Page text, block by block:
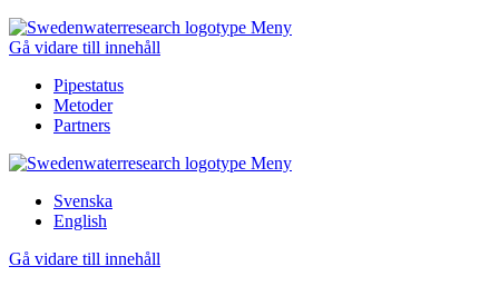
Meny
Gå vidare till innehåll
Pipestatus
Metoder
Partners
Meny
Svenska
English
Gå vidare till innehåll